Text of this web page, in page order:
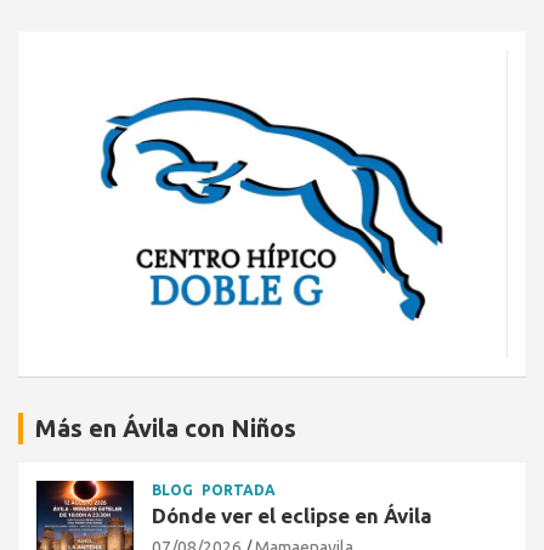
Más en Ávila con Niños
BLOG PORTADA
Dónde ver el eclipse en Ávila